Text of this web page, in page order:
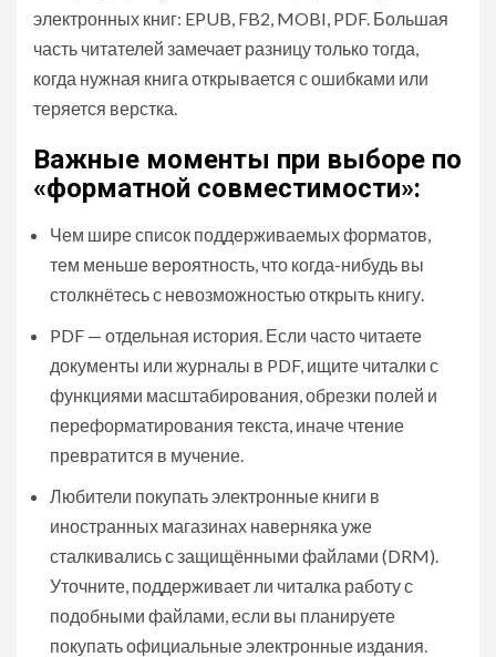
электронных книг: EPUB, FB2, MOBI, PDF. Большая
часть читателей замечает разницу только тогда,
когда нужная книга открывается с ошибками или
теряется верстка.
Важные моменты при выборе по
«форматной совместимости»:
Чем шире список поддерживаемых форматов,
тем меньше вероятность, что когда-нибудь вы
столкнётесь с невозможностью открыть книгу.
PDF — отдельная история. Если часто читаете
документы или журналы в PDF, ищите читалки с
функциями масштабирования, обрезки полей и
переформатирования текста, иначе чтение
превратится в мучение.
Любители покупать электронные книги в
иностранных магазинах наверняка уже
сталкивались с защищёнными файлами (DRM).
Уточните, поддерживает ли читалка работу с
подобными файлами, если вы планируете
покупать официальные электронные издания.